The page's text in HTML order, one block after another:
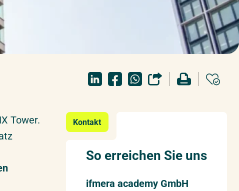
Tower.
Kontakt
So erreichen Sie uns
ifmera academy GmbH